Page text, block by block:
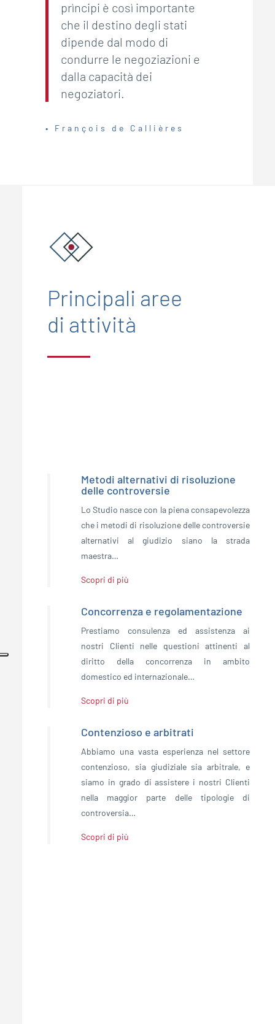
prìncipi è così importante
che il destino degli stati
dipende dal modo di
condurre le negoziazioni e
dalla capacità dei
negoziatori.
• François de Callières
Principali aree
di attività
Metodi alternativi di risoluzione
delle controversie
Lo Studio nasce con la piena consapevolezza
che i metodi di risoluzione delle controversie
alternativi al giudizio siano la strada
maestra…
Scopri di più
Concorrenza e regolamentazione
Prestiamo consulenza ed assistenza ai
nostri Clienti nelle questioni attinenti al
diritto della concorrenza in ambito
domestico ed internazionale…
Scopri di più
Contenzioso e arbitrati
Abbiamo una vasta esperienza nel settore
contenzioso, sia giudiziale sia arbitrale, e
siamo in grado di assistere i nostri Clienti
nella maggior parte delle tipologie di
controversia…
Scopri di più